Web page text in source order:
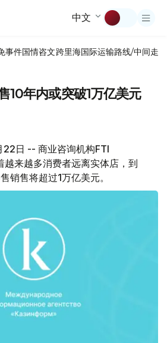
中文
事件国情咨文跨里海国际运输路线/中间走廊
10年内或突破1万亿美元
日 -- 商业咨询机构FTI
来越多消费者远离实体店，到
销售将超过1万亿美元。